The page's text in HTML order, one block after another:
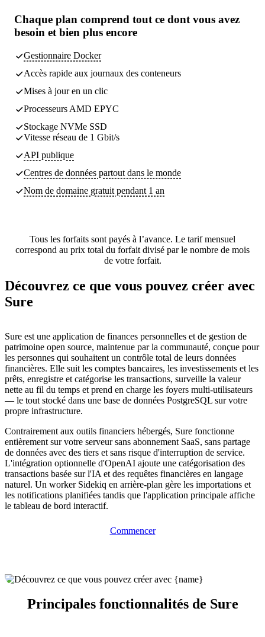
Chaque plan comprend tout ce dont vous avez
besoin et bien plus encore
Gestionnaire Docker
Accès rapide aux journaux des conteneurs
Mises à jour en un clic
Processeurs AMD EPYC
Stockage NVMe SSD
Vitesse réseau de 1 Gbit/s
API publique
Centres de données partout dans le monde
Nom de domaine gratuit pendant 1 an
Tous les forfaits sont payés à l’avance. Le tarif mensuel
correspond au prix total du forfait divisé par le nombre de mois
de votre forfait.
Découvrez ce que vous pouvez créer avec
Sure
Sure est une application de finances personnelles et de gestion de
patrimoine open source, maintenue par la communauté, conçue pour
les personnes qui souhaitent un contrôle total de leurs données
financières. Elle suit les comptes bancaires, les investissements et les
prêts, enregistre et catégorise les transactions, surveille la valeur
nette au fil du temps et prend en charge les foyers multi-utilisateurs
— le tout stocké dans une base de données PostgreSQL sur votre
propre infrastructure.
Contrairement aux outils financiers hébergés, Sure fonctionne
entièrement sur votre serveur sans abonnement SaaS, sans partage
de données avec des tiers et sans risque d'interruption de service.
L'intégration optionnelle d'OpenAI ajoute une catégorisation des
transactions basée sur l'IA et des requêtes financières en langage
naturel. Un worker Sidekiq en arrière-plan gère les importations et
les notifications planifiées tandis que l'application principale affiche
le tableau de bord interactif.
Commencer
Principales fonctionnalités de Sure